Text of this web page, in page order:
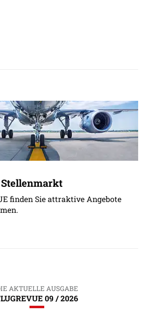
Stellenmarkt
finden Sie attraktive Angebote
AKTUELLE AUSGABE
09 / 2026